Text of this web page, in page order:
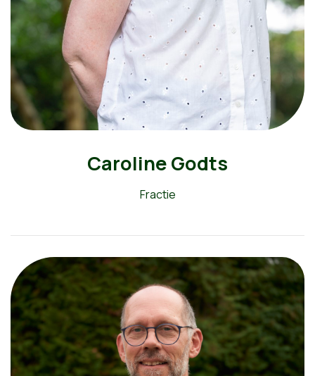
Caroline Godts
Fractie